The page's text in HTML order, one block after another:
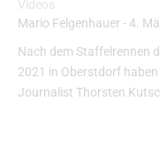
Videos
Mario Felgenhauer -4.
Nach dem Staffelrennen
2021 in Oberstdorf
Journalist Thorsten